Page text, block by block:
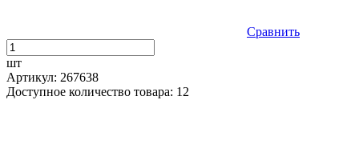
Сравнить
шт
Артикул: 267638
Доступное количество товара: 12